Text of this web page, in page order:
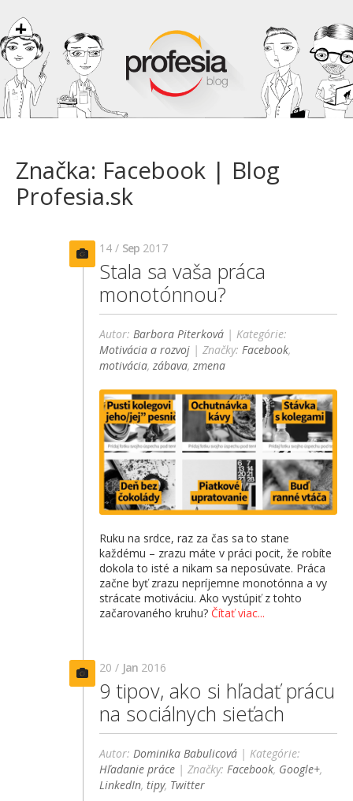
Značka: Facebook | Blog
Profesia.sk
14 / Sep 2017
Stala sa vaša práca
monotónnou?
Autor:Barbora Piterková | Kategórie:
Motivácia a rozvoj | Značky:Facebook,
motivácia,zábava,zmena
Ruku na srdce, raz za čas sa to stane
každému – zrazu máte v práci pocit, že robíte
dokola to isté a nikam sa neposúvate. Práca
začne byť zrazu nepríjemne monotónna a vy
strácate motiváciu. Ako vystúpiť z tohto
začarovaného kruhu? Čítať viac...
20 / Jan 2016
9 tipov, ako si hľadať prácu
na sociálnych sieťach
Autor: Dominika Babulicová | Kategórie:
Hľadanie práce | Značky: Facebook, Google+,
LinkedIn,tipy, Twitter